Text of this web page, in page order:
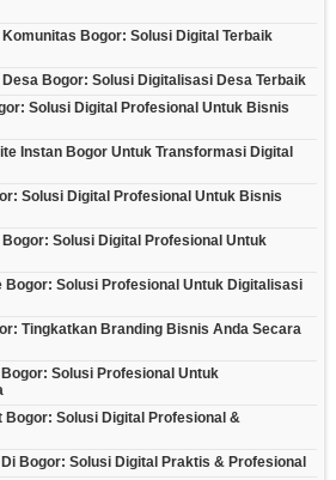
Bogor: Solusi Digital Terbaik
Bogor: Solusi Digitalisasi Desa Terbaik
Solusi Digital Profesional Untuk Bisnis
Instan Bogor Untuk Transformasi Digital
Solusi Digital Profesional Untuk Bisnis
Solusi Digital Profesional Untuk
Bogor: Solusi Profesional Untuk Digitalisasi
Tingkatkan Branding Bisnis Anda Secara
Solusi Profesional Untuk
Bogor: Solusi Digital Profesional &
Bogor: Solusi Digital Praktis & Profesional